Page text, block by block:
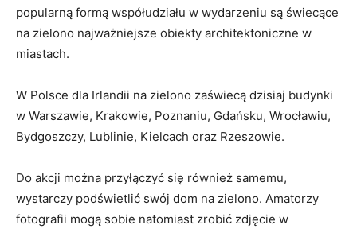
popularną formą współudziału w wydarzeniu są świecące
na zielono najważniejsze obiekty architektoniczne w
miastach.
W Polsce dla Irlandii na zielono zaświecą dzisiaj budynki
w Warszawie, Krakowie, Poznaniu, Gdańsku, Wrocławiu,
Bydgoszczy, Lublinie, Kielcach oraz Rzeszowie.
Do akcji można przyłączyć się również samemu,
wystarczy podświetlić swój dom na zielono. Amatorzy
fotografii mogą sobie natomiast zrobić zdjęcie w